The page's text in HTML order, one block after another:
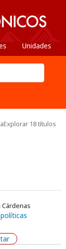
Unidades
Explorar 18 títulos
Cárdenas